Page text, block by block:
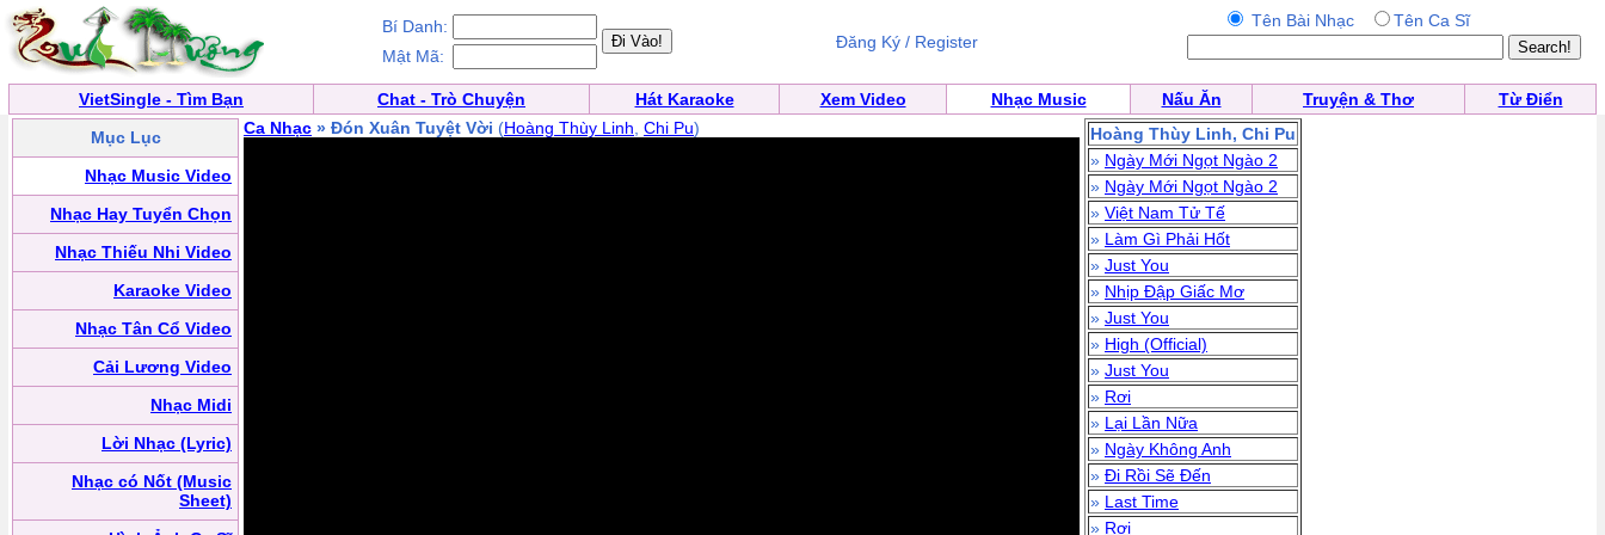
Bí Danh:
Mật Mã:
Đăng Ký / Register
Tên Bài Nhạc Tên Ca Sĩ
VietSingle - Tìm Bạn Chat - Trò Chuyện Hát Karaoke Xem Video Nhạc Music Nấu Ăn Truyện & Thơ
Từ Điển
Mục Lục
Nhạc Music Video
Nhạc Hay Tuyển Chọn
Nhạc Thiếu Nhi Video
Karaoke Video
Nhạc Tân Cổ Video
Cải Lương Video
Nhạc Midi
Lời Nhạc (Lyric)
Nhạc có Nốt (Music
Sheet)
Ca Nhạc » Đón Xuân Tuyệt Vời (Hoàng Thùy Linh Chi Pu)
Hoàng Thùy Linh, Chi Pu
» Ngày Mới Ngọt Ngào 2
» Ngày Mới Ngọt Ngào 2
» Việt Nam Tử Tế
» Làm Gì Phải Hốt
» Just You
» Nhịp Đập Giấc Mơ
» Just You
» High (Official)
» Just You
» Rơi
» Lại Lần Nữa
» Ngày Không Anh
» Đi Rồi Sẽ Đến
» Last Time
» Rơi